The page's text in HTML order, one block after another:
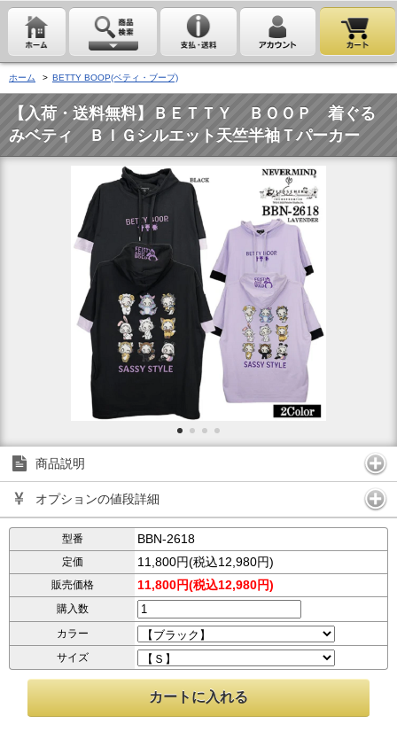
ホーム > BETTY BOOP(ベティ・ブープ)
【入荷・送料無料】ＢＥＴＴＹ ＢＯＯＰ 着ぐる
みベティ ＢＩＧシルエット天竺半袖Ｔパーカー
商品説明
オプションの値段詳細
型番 BBN-2618
定価 11,800円(税込12,980円)
販売価格 11,800円(税込12,980円)
購入数
カラー
サイズ